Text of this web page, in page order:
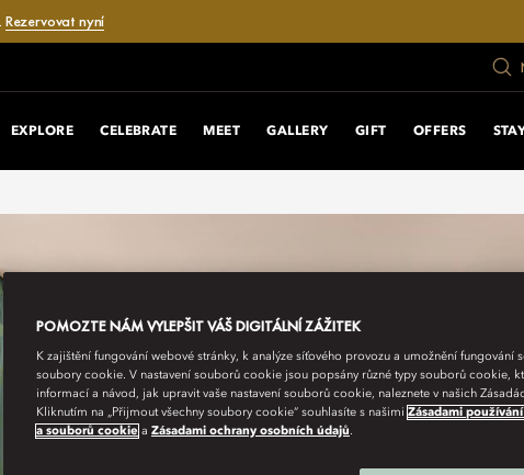
Rezervovat nyní
EXPLORE CELEBRATE MEET GALLERY GIFT OFFERS
POMOZTE NÁM VYLEPŠIT VÁŠ DIGITÁLNÍ ZÁŽITEK
K zajištění fungování webové stránky, k analýze síťového provozu a umožnění
soubory cookie. V nastavení souborů cookie jsou popsány různé typy souborů cookie,
informací a návod, jak upravit vaše nastavení souborů cookie, naleznete v našich
Kliknutím na „Přijmout všechny soubory cookie“ souhlasíte s našimi Zásadami
a souborů cookie a Zásadami ochrany osobních údajů.